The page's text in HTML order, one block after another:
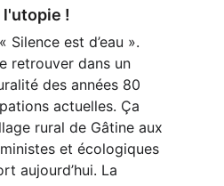
l'utopie !
Silence est d’eau ».
retrouver dans un
des années 80
actuelles. Ça
rural de Gâtine aux
et écologiques
aujourd’hui. La